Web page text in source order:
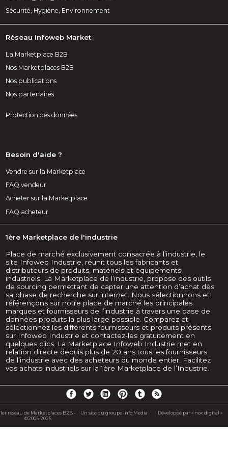
Sécurité, Hygiène, Environnement
Réseau Infoweb Market
La Marketplace B2B
Nos Marketplaces B2B
Nos publications
Nos partenaires
Protection des données
Besoin d'aide ?
Vendre sur la Marketplace
FAQ vendeur
Acheter sur la Marketplace
FAQ acheteur
1ère Marketplace de l'industrie
Place de marché exclusivement consacrée à l’industrie, le
site Infoweb Industrie, réunit tous les fabricants et
distributeurs de produits, matériels et équipements
industriels. La Marketplace de l’industrie, propose des outils
de sourcing permettant de capter une attention d’achat dès
sa phase de recherche sur internet. Nous sélectionnons et
référençons sur notre place de marché les principales
marques et fournisseurs de l’industrie à travers une base de
données produits la plus large possible. Comparez et
sélectionnez les différents fournisseurs et produits présents
sur Infoweb Industrie et contactez-les gratuitement en
quelques clics. La Marketplace Infoweb Industrie met en
relation directe depuis plus de 20 ans tous les fournisseurs
de l’industrie avec des acheteurs du monde entier. Facilitez
vos achats industriels sur la 1ère Marketplace de l’Industrie.
1er réseau de Marketplaces B2B -
©2005-2025
Un site du groupe Info Media Développé par « nox digital »